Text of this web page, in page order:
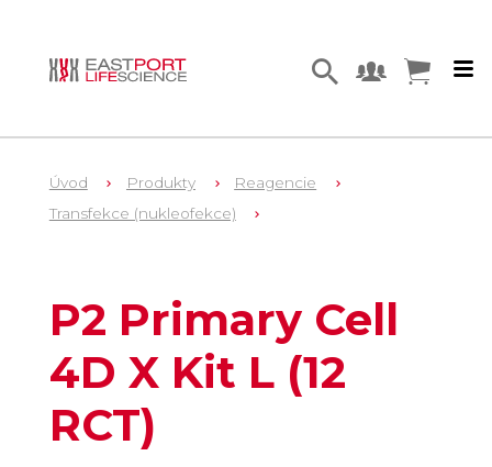
Úvod Produkty
Reagencie
Transfekce (nukleofekce)
P2 Primary Cell
4D X Kit L (12
RCT)